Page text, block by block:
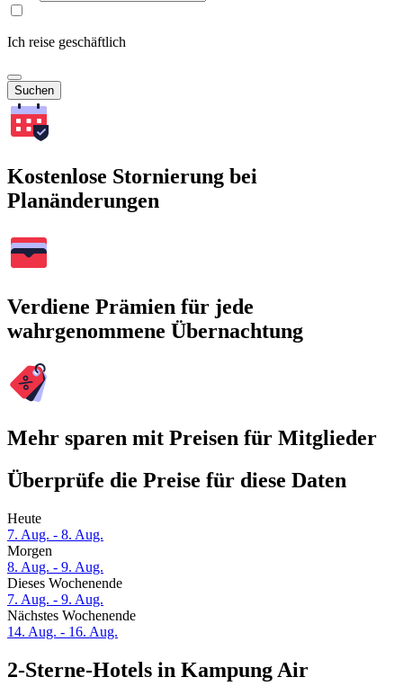
Ich reise geschäftlich
Suchen
Kostenlose Stornierung bei
Planänderungen
Verdiene Prämien für jede
wahrgenommene Übernachtung
Mehr sparen mit Preisen für Mitglieder
Überprüfe die Preise für diese Daten
Heute
7. Aug. - 8. Aug.
Morgen
8. Aug. - 9. Aug.
Dieses Wochenende
7. Aug. - 9. Aug.
Nächstes Wochenende
14. Aug. - 16. Aug.
2-Sterne-Hotels in Kampung Air